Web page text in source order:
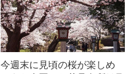
今週末に見頃の桜が楽しめ